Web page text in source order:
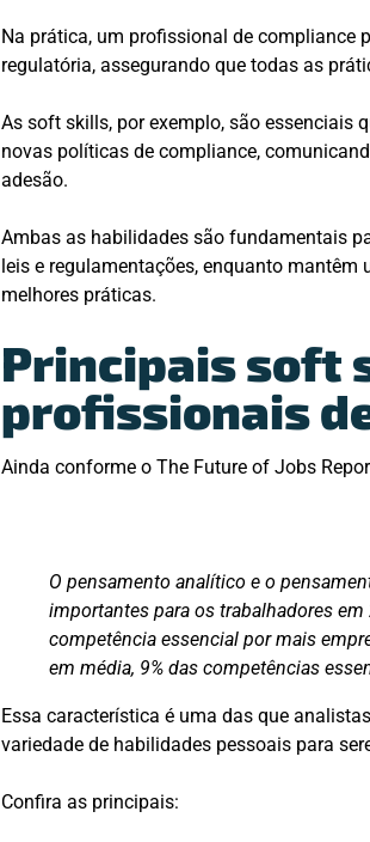
Na prática, um profissional de compliance
regulatória, assegurando que todas as
As soft skills, por exemplo, são essenciais
novas políticas de compliance,
adesão.
Ambas as habilidades são fundamentais
leis e regulamentações, enquanto
melhores práticas.
Principais soft
profissionais
Ainda conforme o The Future of Jobs
O pensamento analítico e o
importantes para os trabalhadores
competência essencial por mais
em média, 9% das competências
Essa característica é uma das que
variedade de habilidades pessoais para
Confira as principais: